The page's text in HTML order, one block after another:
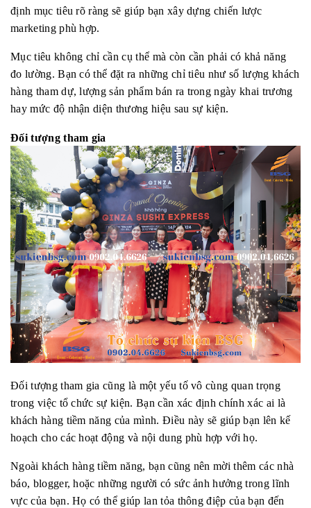
định mục tiêu rõ ràng sẽ giúp bạn xây dựng chiến lược
marketing phù hợp.
Mục tiêu không chỉ cần cụ thể mà còn cần phải có khả năng
đo lường. Bạn có thể đặt ra những chỉ tiêu như số lượng khách
hàng tham dự, lượng sản phẩm bán ra trong ngày khai trương
hay mức độ nhận diện thương hiệu sau sự kiện.
Đối tượng tham gia
Đối tượng tham gia cũng là một yếu tố vô cùng quan trọng
trong việc tổ chức sự kiện. Bạn cần xác định chính xác ai là
khách hàng tiềm năng của mình. Điều này sẽ giúp bạn lên kế
hoạch cho các hoạt động và nội dung phù hợp với họ.
Ngoài khách hàng tiềm năng, bạn cũng nên mời thêm các nhà
báo, blogger, hoặc những người có sức ảnh hưởng trong lĩnh
vực của bạn. Họ có thể giúp lan tỏa thông điệp của bạn đến